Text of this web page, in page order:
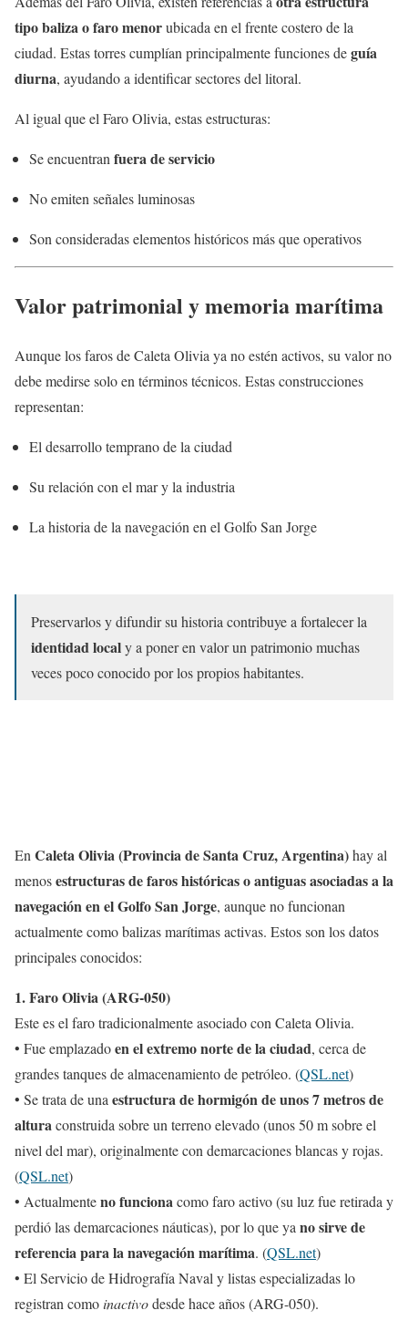
tipo baliza o faro menorubicada en el frente costero de la
ciudad. Estas torres cumplían principalmente funciones deguía
diurna, ayudando a identificar sectores del litoral.
Al igual que el Faro Olivia, estas estructuras:
Se encuentran fuera de servicio
No emiten señales luminosas
Son consideradas elementos históricos más que operativos
Valor patrimonial y memoria marítima
Aunque los faros de Caleta Olivia ya no estén activos, su valor no
debe medirse solo en términos técnicos. Estas construcciones
representan:
El desarrollo temprano de la ciudad
Su relación con el mar y la industria
La historia de la navegación en el Golfo San Jorge
Preservarlos y difundir su historia contribuye a fortalecer la
identidad localy a poner en valor un patrimonio muchas
veces poco conocido por los propios habitantes.
En Caleta Olivia (Provincia de Santa Cruz, Argentina)hay al
menosestructuras de faros históricas o antiguas asociadas a la
navegación en el Golfo San Jorge, aunque no funcionan
actualmente como balizas marítimas activas. Estos son los datos
principales conocidos:
1. Faro Olivia (ARG-050)
Este es el faro tradicionalmente asociado con Caleta Olivia.
• Fue emplazadoen el extremo norte de la ciudad, cerca de
grandes tanques de almacenamiento de petróleo. (QSL.net)
• Se trata de una estructura de hormigón de unos 7 metros de
alturaconstruida sobre un terreno elevado (unos 50 m sobre el
nivel del mar), originalmente con demarcaciones blancas y rojas.
(QSL.net)
• Actualmenteno funcionacomo faro activo (su luz fue retirada y
perdió las demarcaciones náuticas), por lo que ya no sirve de
referencia para la navegación marítima. (QSL.net)
• El Servicio de Hidrografía Naval y listas especializadas lo
registran como inactivodesde hace años (ARG-050).